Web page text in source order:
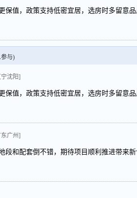
保值，政策支持低密宜居，选房时多留意
与)
宁沈阳]
保值，政策支持低密宜居，选房时多留意
东广州]
段和配套倒不错，期待项目顺利推进带来